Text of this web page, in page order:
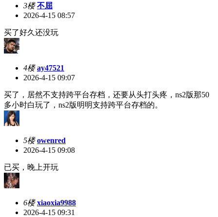
3楼 不屈
2026-4-15 08:57
买了好久还没玩
4楼 ay47521
2026-4-15 09:07
买了，居然不支持跨平台存档，还要从头打头疼，ns2版那50
多小时白玩了，ns2版明明支持跨平台存档的。
5楼 owenred
2026-4-15 09:08
已买，晚上开玩
6楼 xiaoxia9988
2026-4-15 09:31